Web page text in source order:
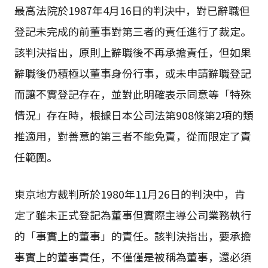
最高法院於1987年4月16日的判決中，對已辭職但
登記未完成的前董事對第三者的責任進行了裁定。
該判決指出，原則上辭職後不再承擔責任，但如果
辭職後仍積極以董事身份行事，或未申請辭職登記
而讓不實登記存在，並對此明確表示同意等「特殊
情況」存在時，根據日本公司法第908條第2項的類
推適用，對善意的第三者不能免責，從而限定了責
任範圍。
東京地方裁判所於1980年11月26日的判決中，肯
定了雖未正式登記為董事但實際主導公司業務執行
的「事實上的董事」的責任。該判決指出，要承擔
事實上的董事責任，不僅僅是被稱為董事，還必須